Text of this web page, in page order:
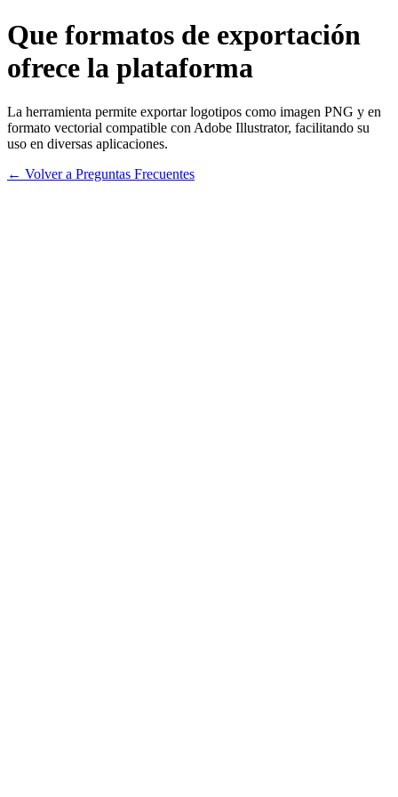
Que formatos de exportación
ofrece la plataforma
La herramienta permite exportar logotipos como imagen PNG y en
formato vectorial compatible con Adobe Illustrator, facilitando su
uso en diversas aplicaciones.
← Volver a Preguntas Frecuentes